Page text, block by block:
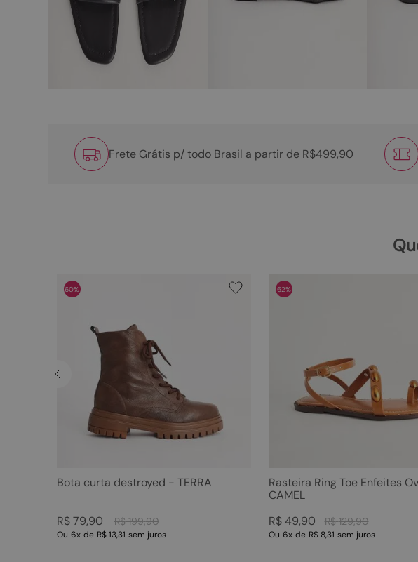
Frete Grátis p/ todo Brasil a partir de R$499,90
60%
Bota curta destroyed - TERRA
R$ 199,90
R$ 79,90
Ou 6x de R$ 13,31 sem juros
62%
Rasteira Ring Toe Enfeites
CAMEL
R$ 129,90
R$ 49,90
Ou 6x de R$ 8,31 sem juros